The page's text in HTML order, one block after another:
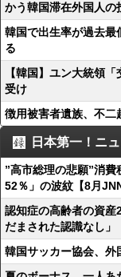
かう韓国滞在外国人の
韓国で出生率が過去最
る
【韓国】ユン大統領
受け
徴用被害者遺族、不
日本第一！ニ
”高市総理の悲願”消
52％」の波紋【8月
認知症の高齢者の資
だまされた認識なし」
韓国サッカー協会、外